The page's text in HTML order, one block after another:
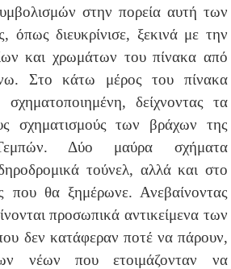
στην πορεία αυτή των
διευκρίνισε, ξεκινά με την
και χρωμάτων του πίνακα από
Στο κάτω μέρος του πίνακα
σχηματοποιημένη, δείχνοντας τα
σχηματισμούς των βράχων της
Δύο μαύρα σχήματα
τούνελ, αλλά και στο
που θα ξημέρωνε. Ανεβαίνοντας
προσωπικά αντικείμενα των
δεν κατάφεραν ποτέ να πάρουν,
νέων που ετοιμάζονταν να